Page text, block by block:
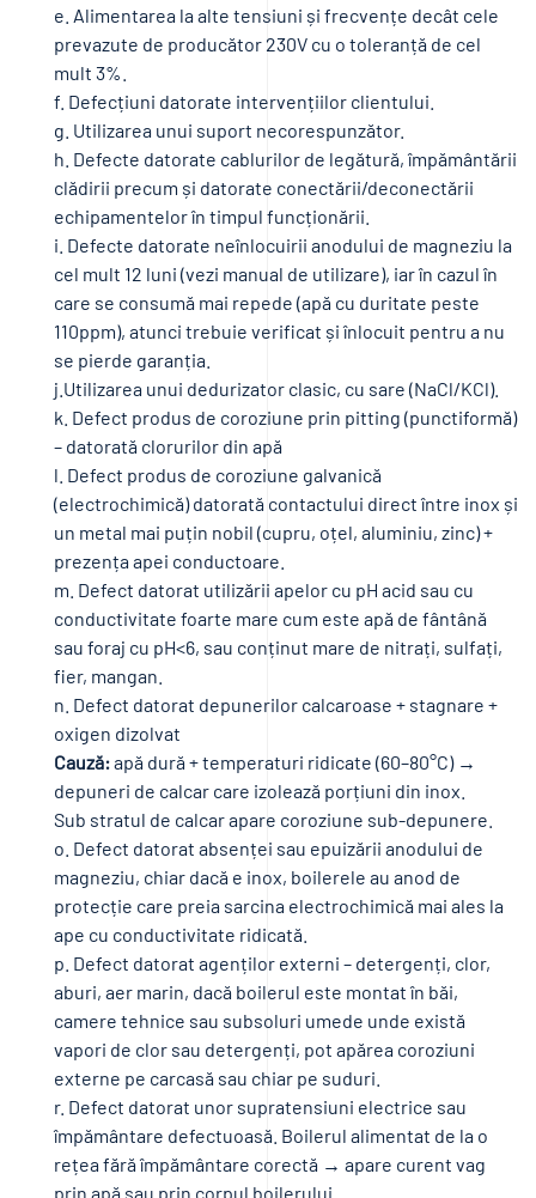
e. Alimentarea la alte tensiuni și frecvențe decât cele
prevazute de producător 230V cu o toleranță de cel
mult 3%.
f. Defecțiuni datorate intervențiilor clientului.
g. Utilizarea unui suport necorespunzător.
h. Defecte datorate cablurilor de legătură, împământării
clădirii precum și datorate conectării/deconectării
echipamentelor în timpul funcționării.
i. Defecte datorate neînlocuirii anodului de magneziu la
cel mult 12 luni (vezi manual de utilizare), iar în cazul în
care se consumă mai repede (apă cu duritate peste
110ppm), atunci trebuie verificat și înlocuit pentru a nu
se pierde garanția.
j.Utilizarea unui dedurizator clasic, cu sare (NaCl/KCl).
k. Defect produs de coroziune prin pitting (punctiformă)
– datorată clorurilor din apă
l. Defect produs de coroziune galvanică
(electrochimică) datorată contactului direct între inox și
un metal mai puțin nobil (cupru, oțel, aluminiu, zinc) +
prezența apei conductoare.
m. Defect datorat utilizării apelor cu pH acid sau cu
conductivitate foarte mare cum este apă de fântână
sau foraj cu pH<6, sau conținut mare de nitrați, sulfați,
fier, mangan.
n. Defect datorat depunerilor calcaroase + stagnare +
oxigen dizolvat
Cauză:apă dură + temperaturi ridicate (60–80°C) →
depuneri de calcar care izolează porțiuni din inox.
Sub stratul de calcar apare coroziune sub-depunere.
o. Defect datorat absenței sau epuizării anodului de
magneziu, chiar dacă e inox, boilerele au anod de
protecție care preia sarcina electrochimică mai ales la
ape cu conductivitate ridicată.
p. Defect datorat agenților externi – detergenți, clor,
aburi, aer marin, dacă boilerul este montat în băi,
camere tehnice sau subsoluri umede unde există
vapori de clor sau detergenți, pot apărea coroziuni
externe pe carcasă sau chiar pe suduri.
r. Defect datorat unor supratensiuni electrice sau
împământare defectuoasă. Boilerul alimentat de la o
rețea fără împământare corectă → apare curent vag
prin apă sau prin corpul boilerului.